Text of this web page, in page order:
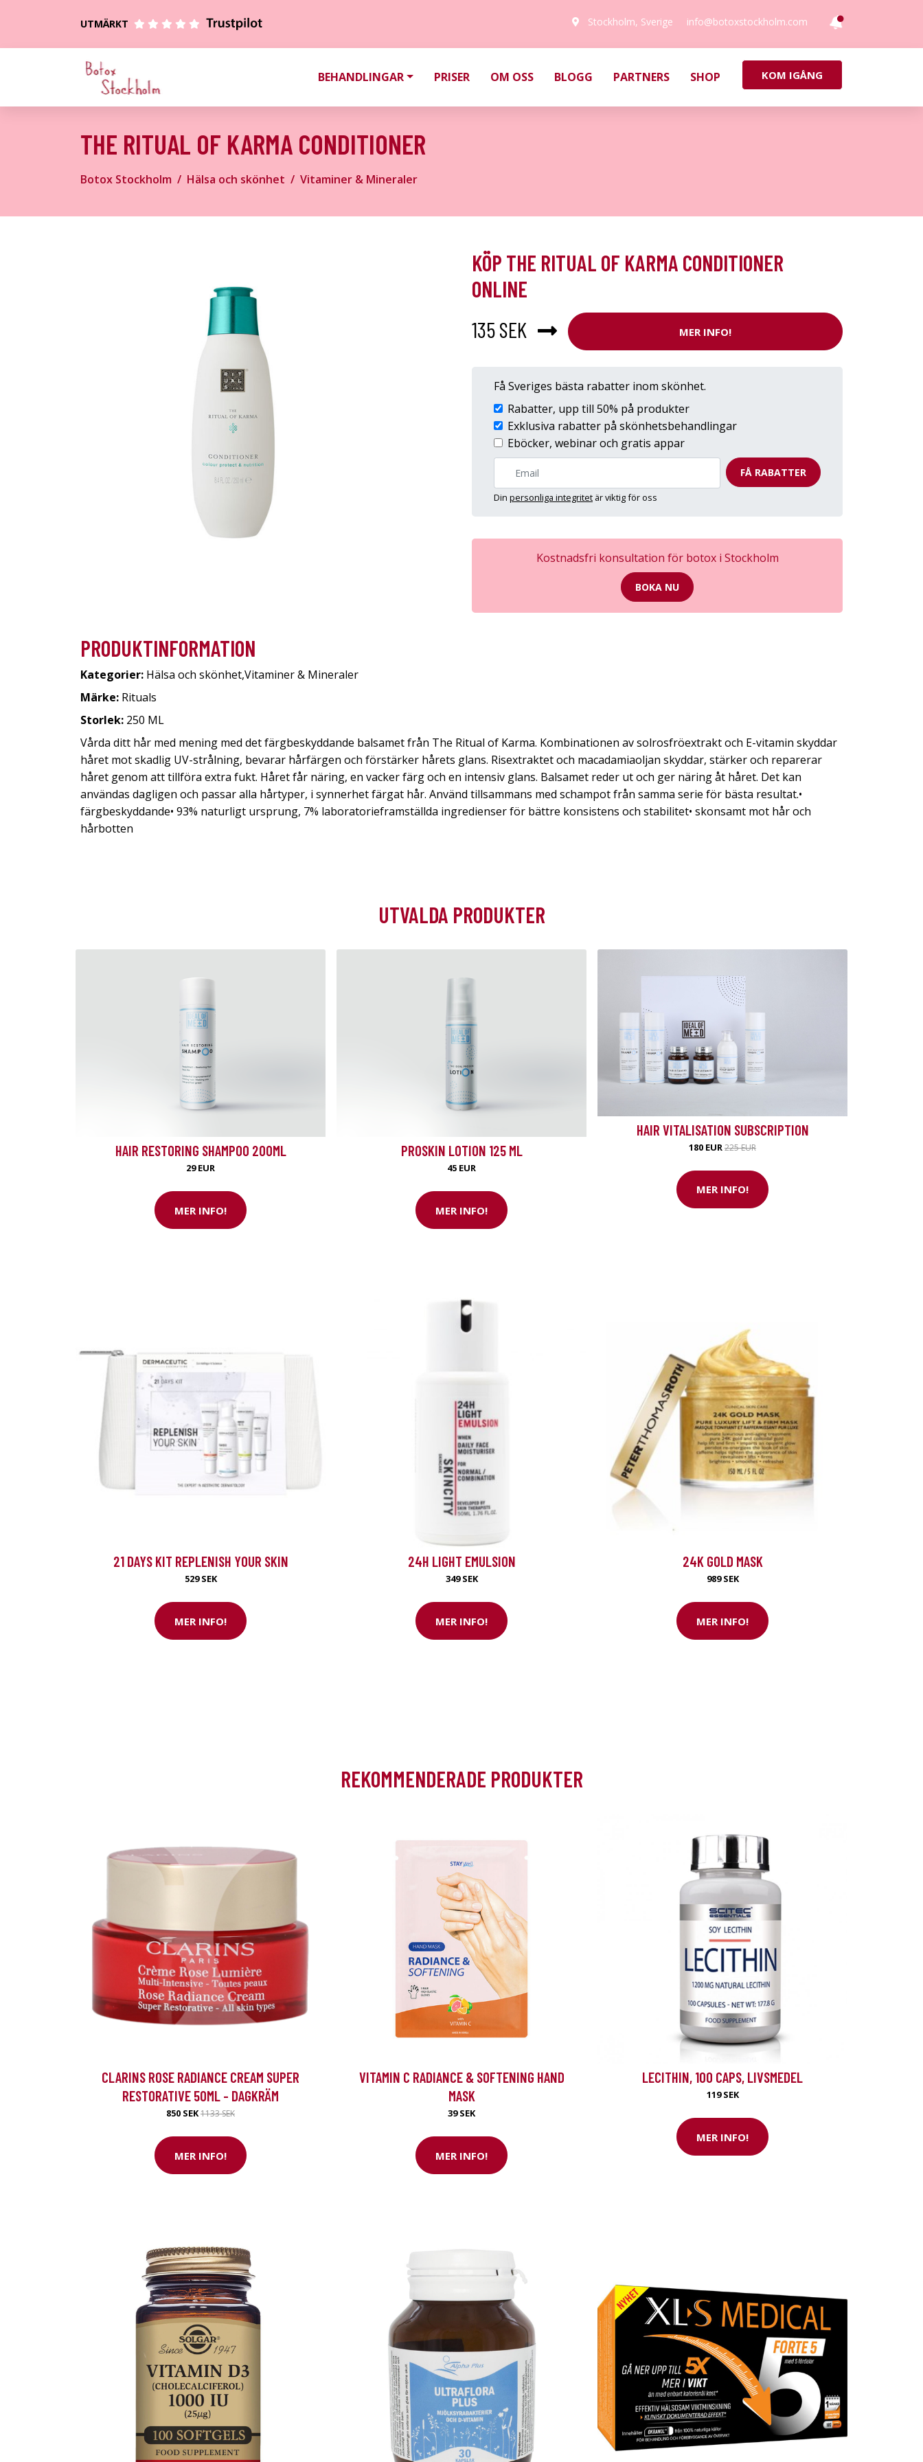
UTMÄRKT Stockholm, Sverige info@botoxstockholm.com
BEHANDLINGAR PRISER OM OSS BLOGG PARTNERS SHOP KOM IGÅNG
THE RITUAL OF KARMA CONDITIONER
Botox Stockholm Hälsa och skönhet Vitaminer & Mineraler
KÖP THE RITUAL OF KARMA CONDITIONER
ONLINE
135 SEK
MER INFO!
Få Sveriges bästa rabatter inom skönhet.
Rabatter, upp till 50% på produkter
Exklusiva rabatter på skönhetsbehandlingar
Eböcker, webinar och gratis appar
FÅ RABATTER
Din personliga integritet är viktig för oss
Kostnadsfri konsultation för botox i Stockholm
BOKA NU
PRODUKTINFORMATION
Kategorier: Hälsa och skönhet,Vitaminer & Mineraler
Märke: Rituals
Storlek: 250 ML
Vårda ditt hår med mening med det färgbeskyddande balsamet från The Ritual of Karma. Kombinationen av solrosfröextrakt och E-vitamin skyddar
håret mot skadlig UV-strålning, bevarar hårfärgen och förstärker hårets glans. Risextraktet och macadamiaoljan skyddar, stärker och reparerar
håret genom att tillföra extra fukt. Håret får näring, en vacker färg och en intensiv glans. Balsamet reder ut och ger näring åt håret. Det kan
användas dagligen och passar alla hårtyper, i synnerhet färgat hår. Använd tillsammans med schampot från samma serie för bästa resultat.•
färgbeskyddande• 93% naturligt ursprung, 7% laboratorieframställda ingredienser för bättre konsistens och stabilitet• skonsamt mot hår och
hårbotten
UTVALDA PRODUKTER
HAIR RESTORING SHAMPOO 200ML
29 EUR
MER INFO!
PROSKIN LOTION 125 ML
45 EUR
MER INFO!
HAIR VITALISATION SUBSCRIPTION
180 EUR225 EUR
MER INFO!
21 DAYS KIT REPLENISH YOUR SKIN
529 SEK
MER INFO!
24H LIGHT EMULSION
349 SEK
MER INFO!
24K GOLD MASK
989 SEK
MER INFO!
REKOMMENDERADE PRODUKTER
CLARINS ROSE RADIANCE CREAM SUPER
RESTORATIVE 50ML - DAGKRÄM
850 SEK1133 SEK
MER INFO!
VITAMIN C RADIANCE & SOFTENING HAND
MASK
39 SEK
MER INFO!
LECITHIN, 100 CAPS, LIVSMEDEL
119 SEK
MER INFO!
Specialerbjudande
Nu med 200 € i rabatt
SE ERBJUDANDET